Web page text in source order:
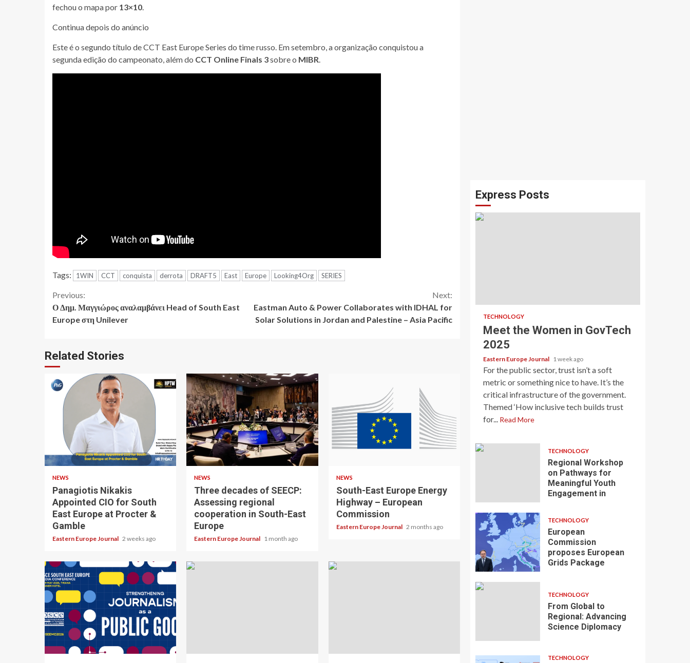
fechou o mapa por 13×10.
Continua depois do anúncio
Este é o segundo título de CCT East Europe Series do time russo. Em setembro, a organização conquistou a
segunda edição do campeonato, além do CCT Online Finals 3sobre o MIBR.
Tags: 1WIN CCT conquista derrota DRAFT5 East Europe Looking4Org SERIES
Continue
Reading
Previous:
Ο Δημ. Μαγγιώρος αναλαμβάνει Head of South East
Europe στη Unilever
Next:
Eastman Auto & Power Collaborates with IDHAL for
Solar Solutions in Jordan and Palestine – Asia Pacific
Related Stories
NEWS
Panagiotis Nikakis
Appointed CIO for South
East Europe at Procter &
Gamble
Eastern Europe Journal 2 weeks ago
NEWS
Three decades of SEECP:
Assessing regional
cooperation in South-East
Europe
Eastern Europe Journal 1 month ago
NEWS
South-East Europe Energy
Highway – European
Commission
Eastern Europe Journal 2 months ago
Express Posts
TECHNOLOGY
Meet the Women in GovTech
2025
Eastern Europe Journal 1 week ago
For the public sector, trust isn’t a soft
metric or something nice to have. It’s the
critical infrastructure of the government.
Themed ‘How inclusive tech builds trust
for... Read More
TECHNOLOGY
Regional Workshop
on Pathways for
Meaningful Youth
Engagement in
TECHNOLOGY
European
Commission
proposes European
Grids Package
TECHNOLOGY
From Global to
Regional: Advancing
Science Diplomacy
TECHNOLOGY